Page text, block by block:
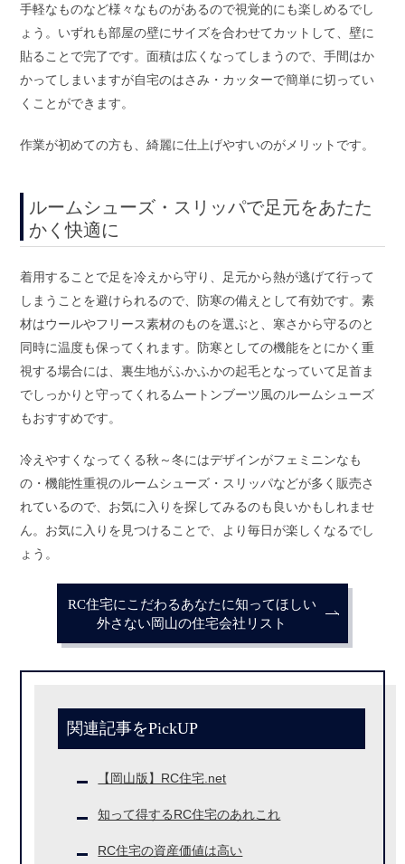
手軽なものなど様々なものがあるので視覚的にも楽しめるでし
ょう。いずれも部屋の壁にサイズを合わせてカットして、壁に
貼ることで完了です。面積は広くなってしまうので、手間はか
かってしまいますが自宅のはさみ・カッターで簡単に切ってい
くことができます。
作業が初めての方も、綺麗に仕上げやすいのがメリットです。
ルームシューズ・スリッパで足元をあたた
かく快適に
着用することで足を冷えから守り、足元から熱が逃げて行って
しまうことを避けられるので、防寒の備えとして有効です。素
材はウールやフリース素材のものを選ぶと、寒さから守るのと
同時に温度も保ってくれます。防寒としての機能をとにかく重
視する場合には、裏生地がふかふかの起毛となっていて足首ま
でしっかりと守ってくれるムートンブーツ風のルームシューズ
もおすすめです。
冷えやすくなってくる秋～冬にはデザインがフェミニンなも
の・機能性重視のルームシューズ・スリッパなどが多く販売さ
れているので、お気に入りを探してみるのも良いかもしれませ
ん。お気に入りを見つけることで、より毎日が楽しくなるでし
ょう。
RC住宅にこだわるあなたに知ってほしい
外さない岡山の住宅会社リスト
関連記事をPickUP
【岡山版】RC住宅.net
知って得するRC住宅のあれこれ
RC住宅の資産価値は高い